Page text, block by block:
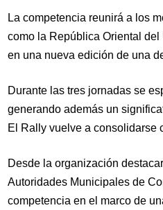
La competencia reunirá a los
como la República Oriental
en una nueva edición de una
Durante las tres jornadas se
generando además un
El Rally vuelve a consolidarse
Desde la organización
Autoridades Municipales de
competencia en el marco de